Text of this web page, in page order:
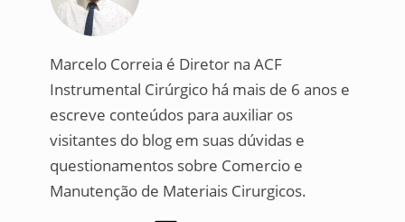
Marcelo Correia é Diretor na ACF
Instrumental Cirúrgico há mais de 6 anos e
escreve conteúdos para auxiliar os
visitantes do blog em suas dúvidas e
questionamentos sobre Comercio e
Manutenção de Materiais Cirurgicos.